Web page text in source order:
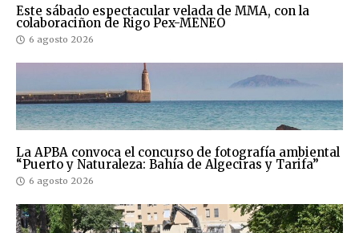
Este sábado espectacular velada de MMA, con la
colaboraciñon de Rigo Pex-MENEO
6 agosto 2026
La APBA convoca el concurso de fotografía ambiental
“Puerto y Naturaleza: Bahía de Algeciras y Tarifa”
6 agosto 2026